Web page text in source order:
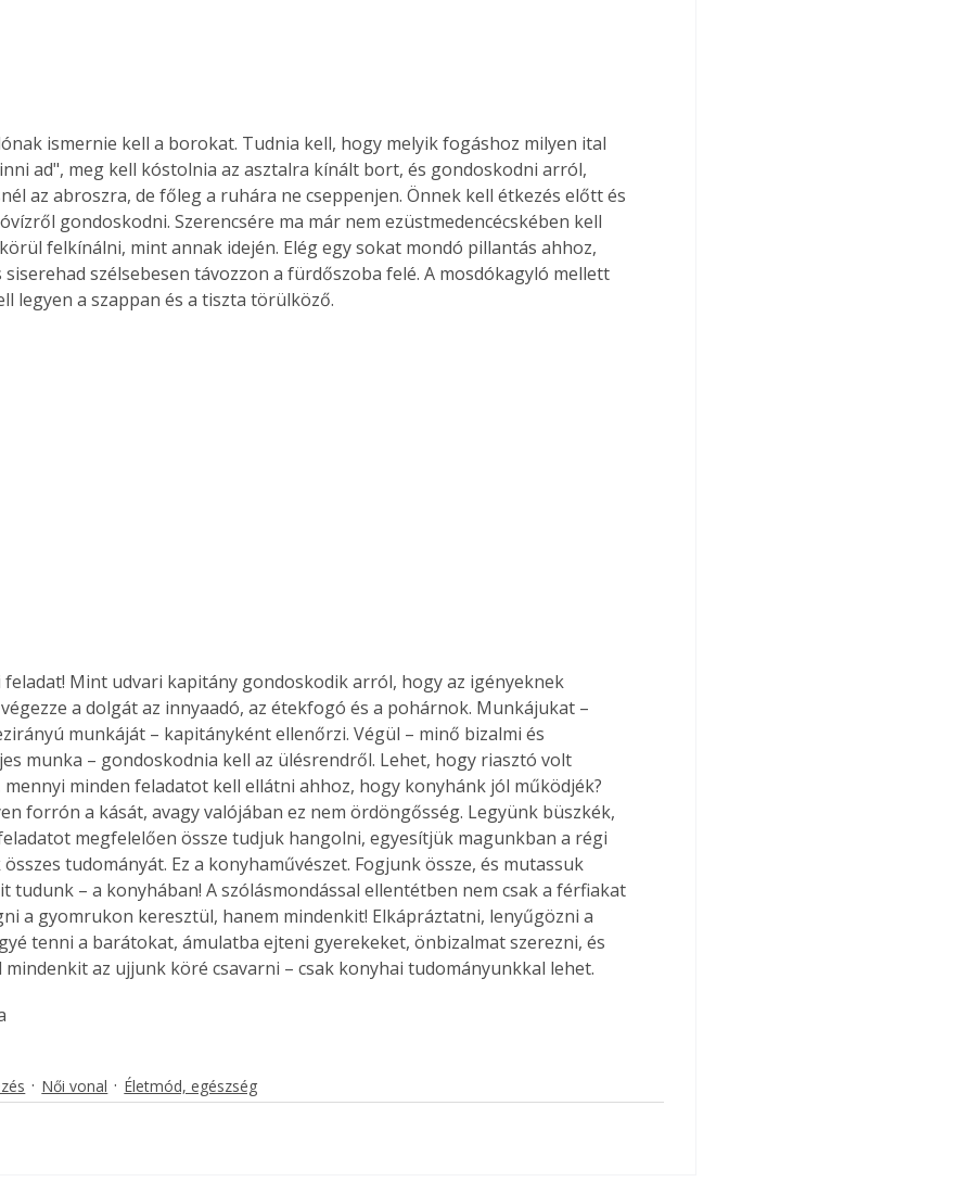
is
Bárhol,
élve
az
A
ismernie kell a borokat. Tudnia kell, hogy melyik fogáshoz milyen ital
ad", meg kell kóstolnia az asztalra kínált bort, és gondoskodni arról,
az abroszra, de főleg a ruhára ne cseppenjen. Önnek kell étkezés előtt és
gondoskodni. Szerencsére ma már nem ezüstmedencécskében kell
felkínálni, mint annak idején. Elég egy sokat mondó pillantás ahhoz,
siserehad szélsebesen távozzon a fürdőszoba felé. A mosdókagyló mellett
legyen a szappan és a tiszta törülköző.
Mint udvari kapitány gondoskodik arról, hogy az igényeknek
a dolgát az innyaadó, az étekfogó és a pohárnok. Munkájukat –
munkáját – kapitányként ellenőrzi. Végül – minő bizalmi és
munka – gondoskodnia kell az ülésrendről. Lehet, hogy riasztó volt
mennyi minden feladatot kell ellátni ahhoz, hogy konyhánk jól működjék?
forrón a kását, avagy valójában ez nem ördöngősség. Legyünk büszkék,
megfelelően össze tudjuk hangolni, egyesítjük magunkban a régi
tudományát. Ez a konyhaművészet. Fogjunk össze, és mutassuk
tudunk – a konyhában! A szólásmondással ellentétben nem csak a férfiakat
a gyomrukon keresztül, hanem mindenkit! Elkápráztatni, lenyűgözni a
tenni a barátokat, ámulatba ejteni gyerekeket, önbizalmat szerezni, és
az ujjunk köré csavarni – csak konyhai tudományunkkal lehet.
Női vonal Életmód, egészség